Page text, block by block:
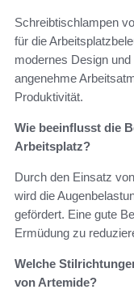
Schreibtischlampen
für die
modernes Design
angenehme
Produktivität.
Wie beeinflusst die
Arbeitsplatz?
Durch den Einsatz
wird die
gefördert. Eine gute
Ermüdung zu
Welche
von Artemide?